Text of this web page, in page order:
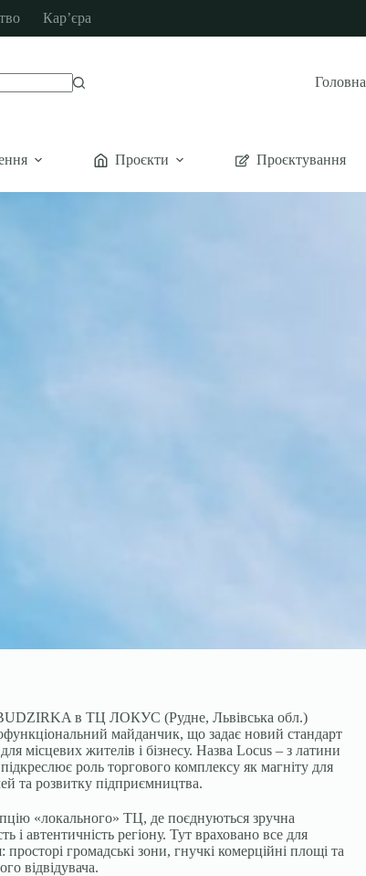
Кар’єра
Головна
Проєкти Проєктування
BUDZIRKA в ТЦ ЛОКУС (Рудне, Львівська обл.)
майданчик, що задає новий стандарт
місцевих жителів і бізнесу. Назва Locus – з латини
роль торгового комплексу як магніту для
та розвитку підприємництва.
«локального» ТЦ, де поєднуються зручна
і автентичність регіону. Тут враховано все для
громадські зони, гнучкі комерційні площі та
відвідувача.